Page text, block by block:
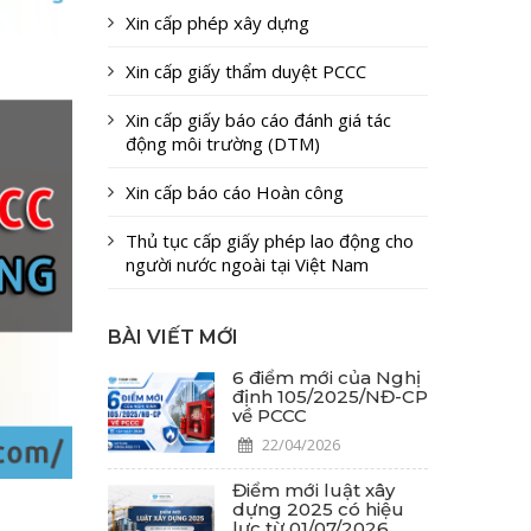
Xin cấp phép xây dựng
Xin cấp giấy thẩm duyệt PCCC
Xin cấp giấy báo cáo đánh giá tác
động môi trường (DTM)
Xin cấp báo cáo Hoàn công
Thủ tục cấp giấy phép lao động cho
người nước ngoài tại Việt Nam
BÀI VIẾT MỚI
6 điểm mới của Nghị
định 105/2025/NĐ-CP
về PCCC
22/04/2026
Điểm mới luật xây
dựng 2025 có hiệu